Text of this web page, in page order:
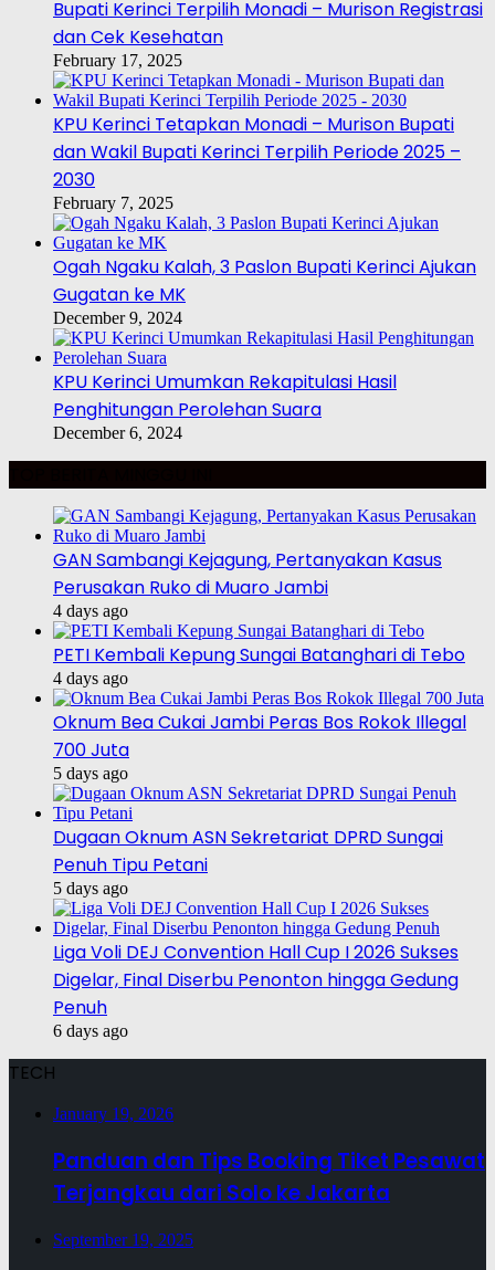
Bupati Kerinci Terpilih Monadi – Murison Registrasi
dan Cek Kesehatan
February 17, 2025
KPU Kerinci Tetapkan Monadi – Murison Bupati
dan Wakil Bupati Kerinci Terpilih Periode 2025 –
2030
February 7, 2025
Ogah Ngaku Kalah, 3 Paslon Bupati Kerinci Ajukan
Gugatan ke MK
December 9, 2024
KPU Kerinci Umumkan Rekapitulasi Hasil
Penghitungan Perolehan Suara
December 6, 2024
GAN Sambangi Kejagung, Pertanyakan Kasus
Perusakan Ruko di Muaro Jambi
4 days ago
PETI Kembali Kepung Sungai Batanghari di Tebo
4 days ago
Oknum Bea Cukai Jambi Peras Bos Rokok Illegal
700 Juta
5 days ago
Dugaan Oknum ASN Sekretariat DPRD Sungai
Penuh Tipu Petani
5 days ago
Liga Voli DEJ Convention Hall Cup I 2026 Sukses
Digelar, Final Diserbu Penonton hingga Gedung
Penuh
6 days ago
TECH
January 19, 2026
Panduan dan Tips Booking Tiket Pesawat
Terjangkau dari Solo ke Jakarta
September 19, 2025